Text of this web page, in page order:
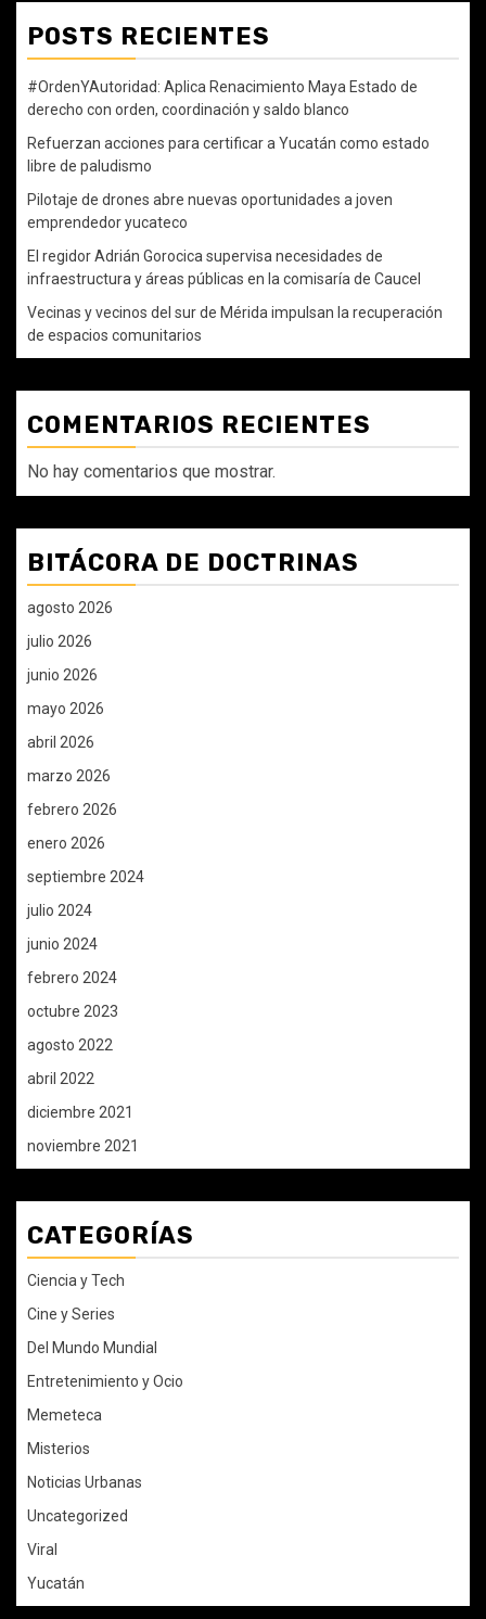
POSTS RECIENTES
#OrdenYAutoridad: Aplica Renacimiento Maya Estado de
derecho con orden, coordinación y saldo blanco
Refuerzan acciones para certificar a Yucatán como estado
libre de paludismo
Pilotaje de drones abre nuevas oportunidades a joven
emprendedor yucateco
El regidor Adrián Gorocica supervisa necesidades de
infraestructura y áreas públicas en la comisaría de Caucel
Vecinas y vecinos del sur de Mérida impulsan la recuperación
de espacios comunitarios
COMENTARIOS RECIENTES
No hay comentarios que mostrar.
BITÁCORA DE DOCTRINAS
agosto 2026
julio 2026
junio 2026
mayo 2026
abril 2026
marzo 2026
febrero 2026
enero 2026
septiembre 2024
julio 2024
junio 2024
febrero 2024
octubre 2023
agosto 2022
abril 2022
diciembre 2021
noviembre 2021
CATEGORÍAS
Ciencia y Tech
Cine y Series
Del Mundo Mundial
Entretenimiento y Ocio
Memeteca
Misterios
Noticias Urbanas
Uncategorized
Viral
Yucatán